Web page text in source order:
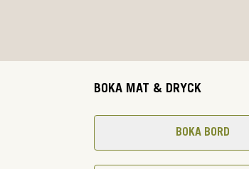
BOKA MAT & DRYCK
BOKA BORD